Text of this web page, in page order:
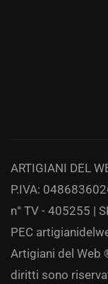
ARTIGIANI DEL
P.IVA:
n° TV - 405255 |
PEC
Artigiani del Web
diritti sono